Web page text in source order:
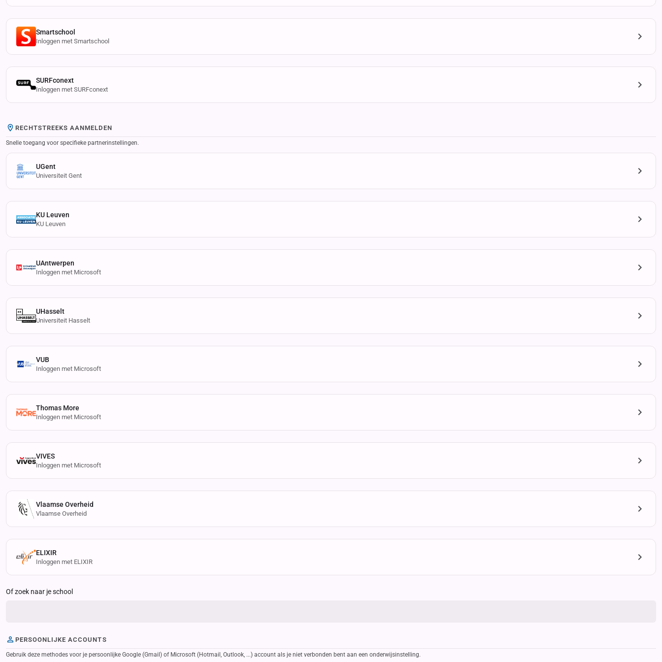
Smartschool
Inloggen met Smartschool
SURFconext
Inloggen met SURFconext
RECHTSTREEKS AANMELDEN
Snelle toegang voor specifieke partnerinstellingen.
UGent
Universiteit Gent
KU Leuven
KU Leuven
UAntwerpen
Inloggen met Microsoft
UHasselt
Universiteit Hasselt
VUB
Inloggen met Microsoft
Thomas More
Inloggen met Microsoft
VIVES
Inloggen met Microsoft
Vlaamse Overheid
Vlaamse Overheid
ELIXIR
Inloggen met ELIXIR
Of zoek naar je school
PERSOONLIJKE ACCOUNTS
Gebruik deze methodes voor je persoonlijke Google (Gmail) of Microsoft (Hotmail, Outlook, ...) account als je niet verbonden bent aan een onderwijsinstelling.